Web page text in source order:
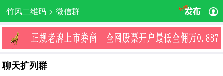
竹风二维码 > 微信群
聊天扩列群